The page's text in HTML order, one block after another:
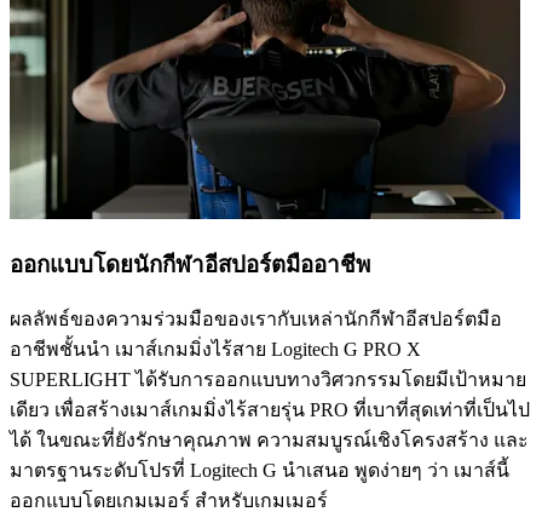
ออกแบบโดยนักกีฬาอีสปอร์ตมืออาชีพ
ผลลัพธ์ของความร่วมมือของเรากับเหล่านักกีฬาอีสปอร์ตมือ
อาชีพชั้นนำ เมาส์เกมมิ่งไร้สาย Logitech G PRO X
SUPERLIGHT ได้รับการออกแบบทางวิศวกรรมโดยมีเป้าหมาย
เดียว เพื่อสร้างเมาส์เกมมิ่งไร้สายรุ่น PRO ที่เบาที่สุดเท่าที่เป็นไป
ได้ ในขณะที่ยังรักษาคุณภาพ ความสมบูรณ์เชิงโครงสร้าง และ
มาตรฐานระดับโปรที่ Logitech G นำเสนอ พูดง่ายๆ ว่า เมาส์นี้
ออกแบบโดยเกมเมอร์ สำหรับเกมเมอร์